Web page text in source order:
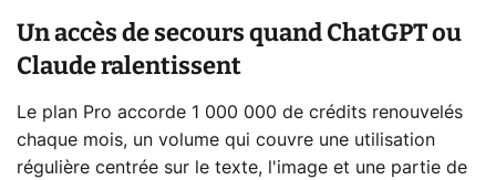
Un accès de secours quand ChatGPT ou
Claude ralentissent
Le plan Pro accorde 1 000 000 de crédits renouvelés
chaque mois, un volume qui couvre une utilisation
régulière centrée sur le texte, l'image et une partie de